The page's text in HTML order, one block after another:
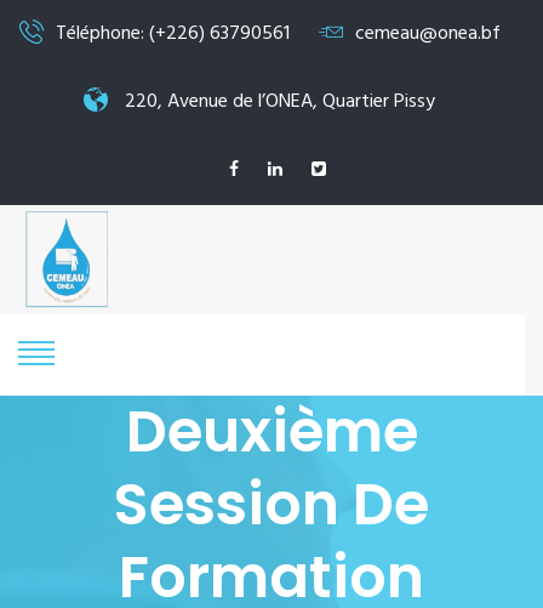
Téléphone: (+226) 63790561 cemeau@onea.bf
220, Avenue de l’ONEA, Quartier Pissy
Deuxième
Session De
Formation